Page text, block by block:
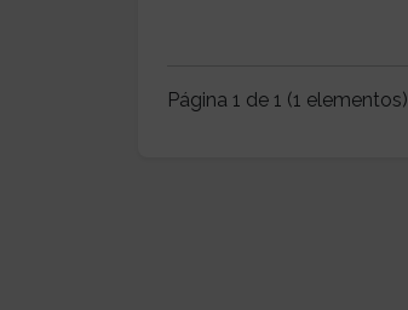
Página 1 de 1 (1 elementos)